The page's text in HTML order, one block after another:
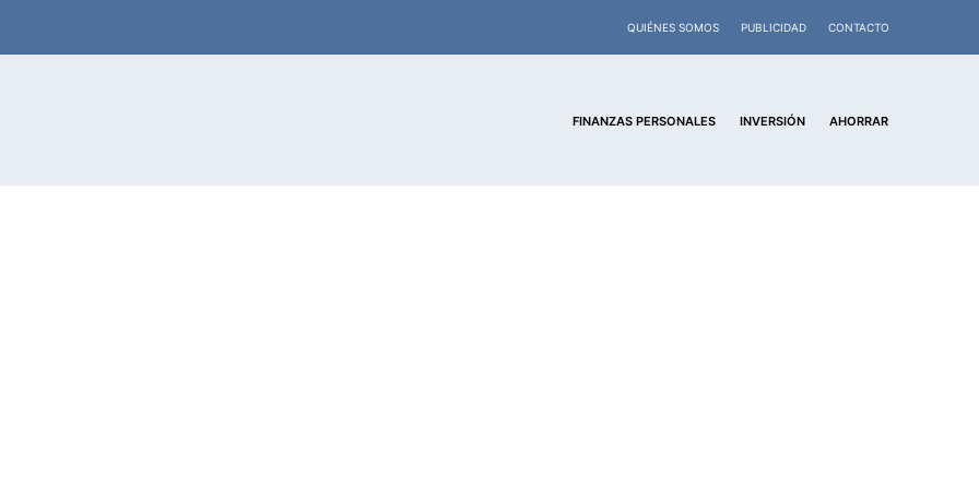
QUIÉNES SOMOS PUBLICIDAD CONTACTO
FINANZAS PERSONALES INVERSIÓN AHORRAR